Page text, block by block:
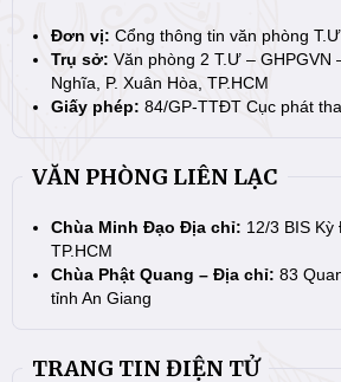
Đơn vị: Cổng thông tin văn phòng
Trụ sở: Văn phòng 2 T.Ư – GHPGVN
Nghĩa, P. Xuân Hòa, TP.HCM
Giấy phép: 84/GP-TTĐT Cục phát
VĂN PHÒNG LIÊN LẠC
Chùa Minh Đạo Địa chỉ: 12/3 BIS Kỳ
TP.HCM
Chùa Phật Quang – Địa chỉ: 83
tỉnh An Giang
TRANG TIN ĐIỆN TỬ